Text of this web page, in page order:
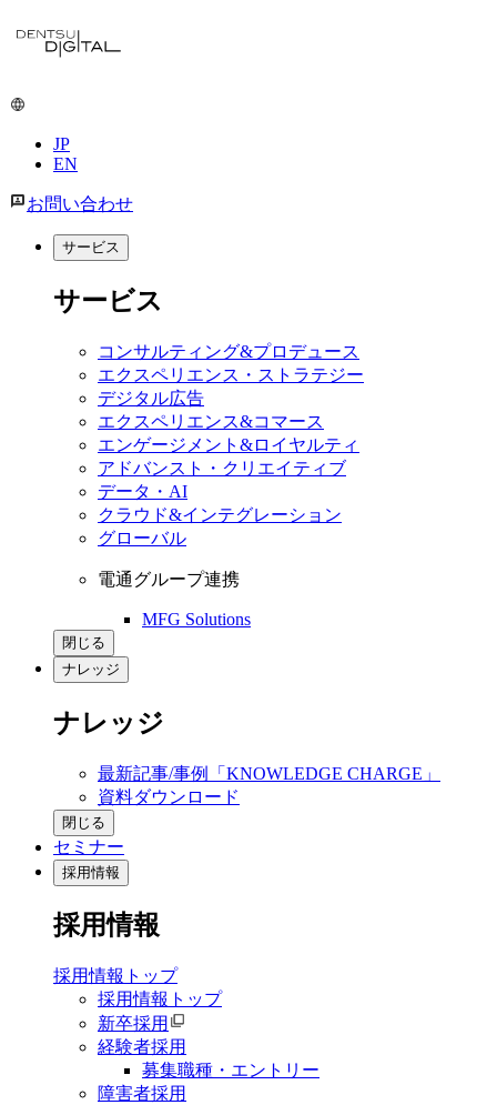
メ
コ
ツ
JP
EN
お問い合わせ
サービス
サービス
コンサルティング&プロデュース
エクスペリエンス・ストラテジー
デジタル広告
エクスペリエンス&コマース
エンゲージメント&ロイヤルティ
アドバンスト・クリエイティブ
データ・AI
クラウド&インテグレーション
グローバル
電通グループ連携
MFG Solutions
閉じる
ナレッジ
ナレッジ
最新記事/事例「KNOWLEDGE CHARGE」
資料ダウンロード
閉じる
セミナー
採用情報
採用情報
採用情報トップ
採用情報トップ
新卒採用
経験者採用
募集職種・エントリー
障害者採用